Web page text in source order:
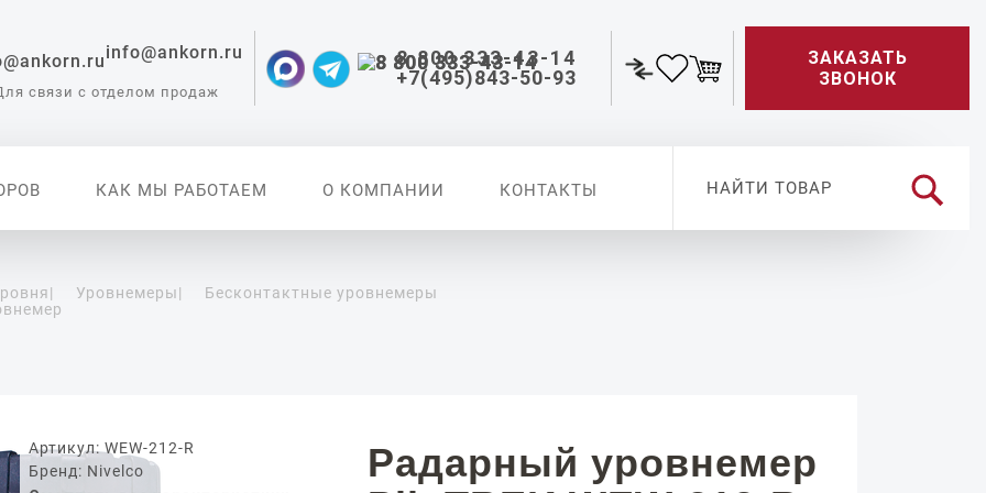
info@ankorn.ru
связи с отделом продаж
8 800 333-43-14
+7(495)843-50-93
ЗАКАЗАТЬ
ЗВОНОК
КАК МЫ РАБОТАЕМ О КОМПАНИИ КОНТАКТЫ
для
| Уровнемеры|
Бесконтактные уровнемеры
Артикул: WEW-212-R
Бренд: Nivelco
Радарный уровнемер